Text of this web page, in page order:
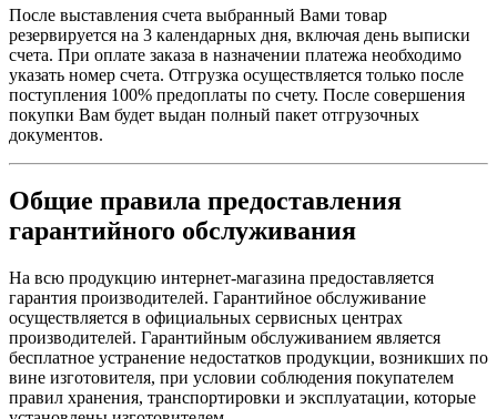
После выставления счета выбранный Вами товар
резервируется на 3 календарных дня, включая день выписки
счета. При оплате заказа в назначении платежа необходимо
указать номер счета. Отгрузка осуществляется только после
поступления 100% предоплаты по счету. После совершения
покупки Вам будет выдан полный пакет отгрузочных
документов.
Общие правила предоставления
гарантийного обслуживания
На всю продукцию интернет-магазина предоставляется
гарантия производителей. Гарантийное обслуживание
осуществляется в официальных сервисных центрах
производителей. Гарантийным обслуживанием является
бесплатное устранение недостатков продукции, возникших по
вине изготовителя, при условии соблюдения покупателем
правил хранения, транспортировки и эксплуатации, которые